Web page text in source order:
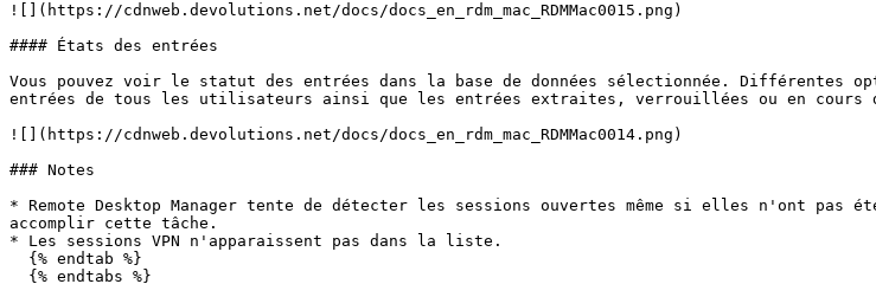
![](https://cdnweb.devolutions.net/docs/docs_en_rdm_mac_RDMMac0015.png)
#### États des entrées
Vous pouvez voir le statut des entrées dans la base de données sélectionnée.
entrées de tous les utilisateurs ainsi que les entrées extraites, verrouillées ou en cours
![](https://cdnweb.devolutions.net/docs/docs_en_rdm_mac_RDMMac0014.png)
### Notes
* Remote Desktop Manager tente de détecter les sessions ouvertes même si elles n'ont
accomplir cette tâche.
* Les sessions VPN n'apparaissent pas dans la liste.